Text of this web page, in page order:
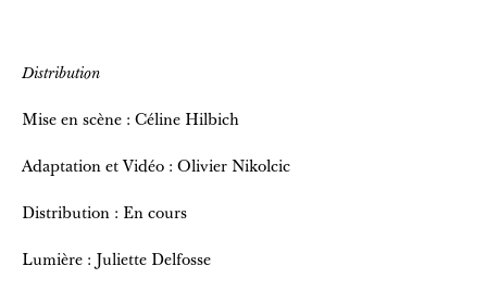
Distribution
Mise en scène : Céline Hilbich
Adaptation et Vidéo : Olivier Nikolcic
Distribution : En cours
Lumière : Juliette Delfosse